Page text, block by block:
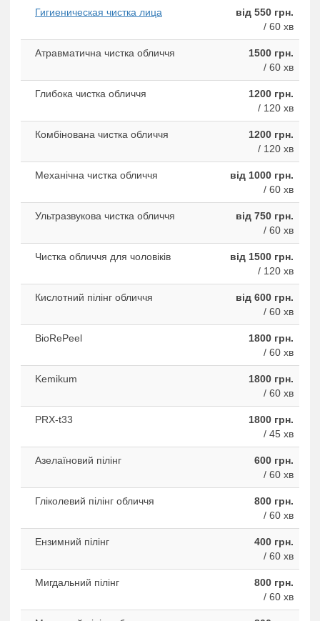
Гигиеническая чистка лица
від 550 грн.
/ 60 хв
Атравматична чистка обличчя
1500 грн.
/ 60 хв
Глибока чистка обличчя
1200 грн.
/ 120 хв
Комбінована чистка обличчя
1200 грн.
/ 120 хв
Механічна чистка обличчя
від 1000 грн.
/ 60 хв
Ультразвукова чистка обличчя
від 750 грн.
/ 60 хв
Чистка обличчя для чоловіків
від 1500 грн.
/ 120 хв
Кислотний пілінг обличчя
від 600 грн.
/ 60 хв
BioRePeel
1800 грн.
/ 60 хв
Kemikum
1800 грн.
/ 60 хв
PRX-t33
1800 грн.
/ 45 хв
Азелаїновий пілінг
600 грн.
/ 60 хв
Гліколевий пілінг обличчя
800 грн.
/ 60 хв
Ензимний пілінг
400 грн.
/ 60 хв
Мигдальний пілінг
800 грн.
/ 60 хв